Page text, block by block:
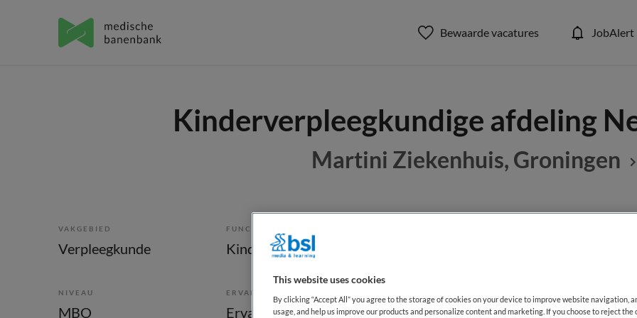
Bewaarde vacatures JobAlert
Kinderverpleegkundige afdeling
Martini Ziekenhuis, Groningen
VAKGEBIED
Verpleegkunde
FUNCTIE
Kinderverpleegkundige
NIVEAU
MBO
ERVARING
Ervaren Parttime
This website uses cookies
By clicking “Accept All” you agree to the storage of cookies on your device to improve website navigation,
usage, and help us improve our products and personalize content and marketing. If you choose to reject the